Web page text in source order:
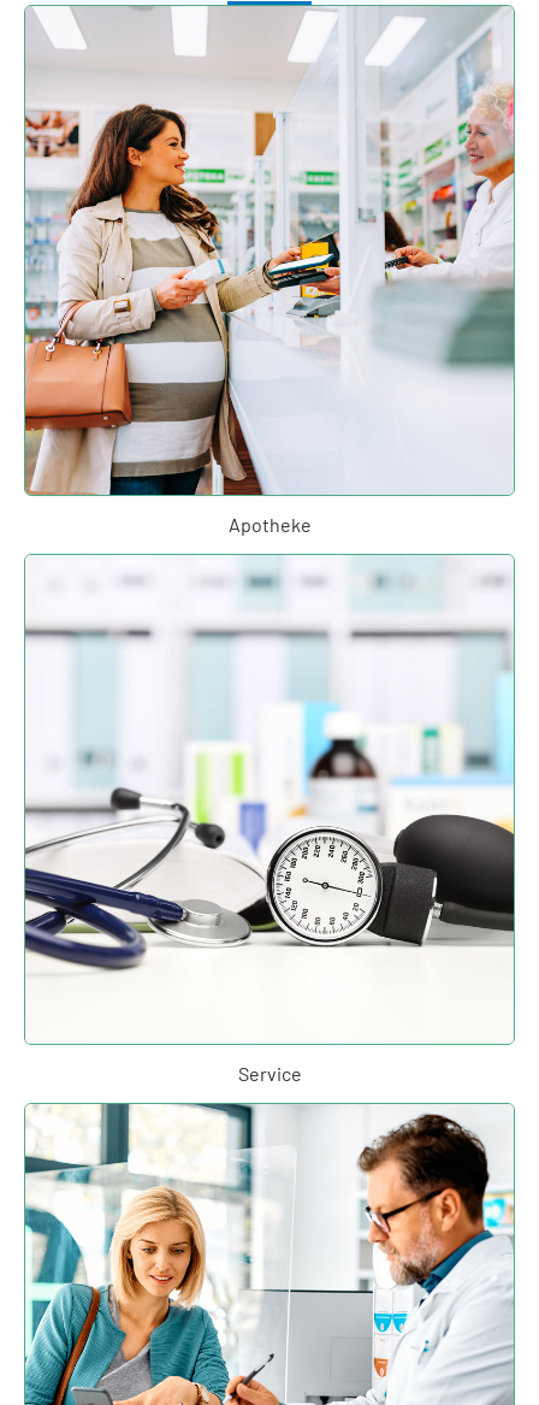
Apotheke
Service